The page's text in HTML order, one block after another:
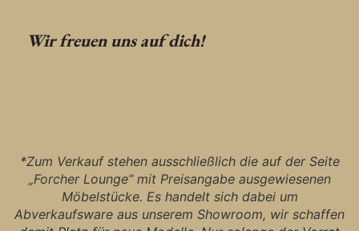
Wir freuen uns auf dich!
*Zum Verkauf stehen ausschließlich die auf der Seite
„Forcher Lounge“ mit Preisangabe ausgewiesenen
Möbelstücke. Es handelt sich dabei um
Abverkaufsware aus unserem Showroom, wir schaffen